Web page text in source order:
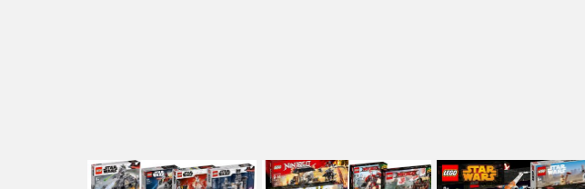
LATEST
STORIES